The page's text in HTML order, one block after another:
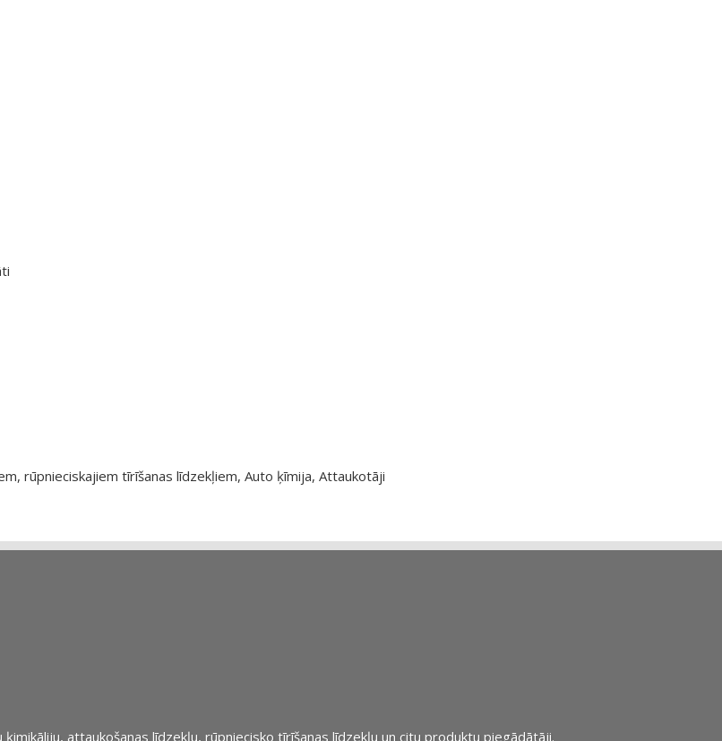
rūpnieciskajiem tīrīšanas līdzekļiem, Auto ķīmija, Attaukotāji
attaukošanas līdzekļu, rūpniecisko tīrīšanas līdzekļu un citu produktu piegādātāji.